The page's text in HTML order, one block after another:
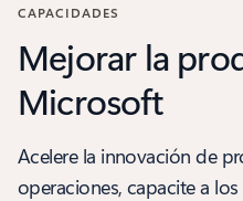
CAPACIDADES
Mejorar la
Microsoft
Acelere la innovación de
operaciones, capacite a